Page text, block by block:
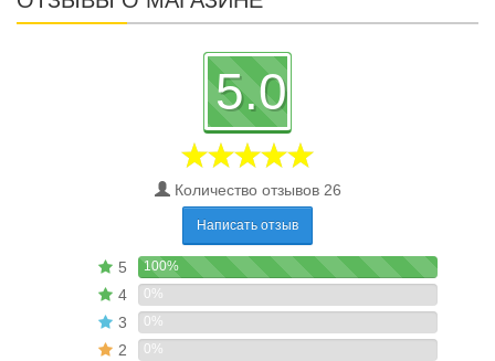
5.0
Количество отзывов 26
Написать отзыв
5 100%
4 0%
3 0%
2 0%